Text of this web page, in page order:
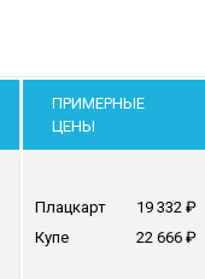
ПРИМЕРНЫЕ
ЦЕНЫ
Плацкарт
19 332
Купе
22 666